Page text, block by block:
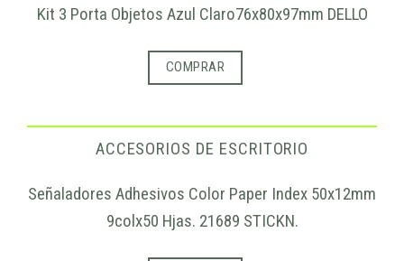
Kit 3 Porta Objetos Azul Claro76x80x97mm DELLO
COMPRAR
ACCESORIOS DE ESCRITORIO
Señaladores Adhesivos Color Paper Index 50x12mm
9colx50 Hjas. 21689 STICKN.